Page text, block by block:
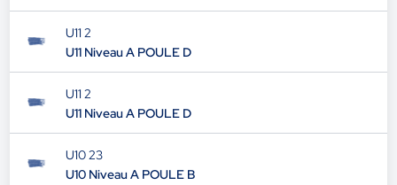
U11 2
U11 Niveau A POULE D
U11 2
U11 Niveau A POULE D
U10 23
U10 Niveau A POULE B